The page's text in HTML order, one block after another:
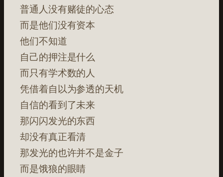
普通人没有赌徒的心态
而是他们没有资本
他们不知道
自己的押注是什么
而只有学术数的人
凭借着自以为参透的天机
自信的看到了未来
那闪闪发光的东西
却没有真正看清
那发光的也许并不是金子
而是饿狼的眼睛